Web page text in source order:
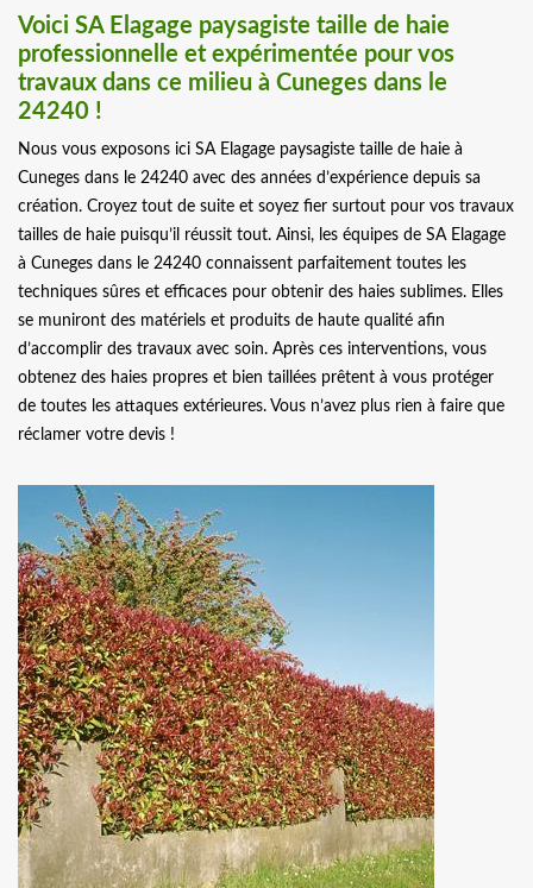
Voici SA Elagage paysagiste taille de haie
professionnelle et expérimentée pour vos
travaux dans ce milieu à Cuneges dans le
24240 !
Nous vous exposons ici SA Elagage paysagiste taille de haie à
Cuneges dans le 24240 avec des années d’expérience depuis sa
création. Croyez tout de suite et soyez fier surtout pour vos travaux
tailles de haie puisqu’il réussit tout. Ainsi, les équipes de SA Elagage
à Cuneges dans le 24240 connaissent parfaitement toutes les
techniques sûres et efficaces pour obtenir des haies sublimes. Elles
se muniront des matériels et produits de haute qualité afin
d’accomplir des travaux avec soin. Après ces interventions, vous
obtenez des haies propres et bien taillées prêtent à vous protéger
de toutes les attaques extérieures. Vous n’avez plus rien à faire que
réclamer votre devis !